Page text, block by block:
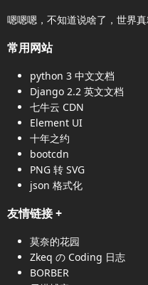
嗯嗯嗯，不知道说啥了，世界真
常用网站
python 3 中文文档
Django 2.2 英文文档
七牛云 CDN
Element UI
十年之约
bootcdn
PNG 转 SVG
json 格式化
友情链接+
莫奈的花园
Zkeq の Coding 日志
BORBER